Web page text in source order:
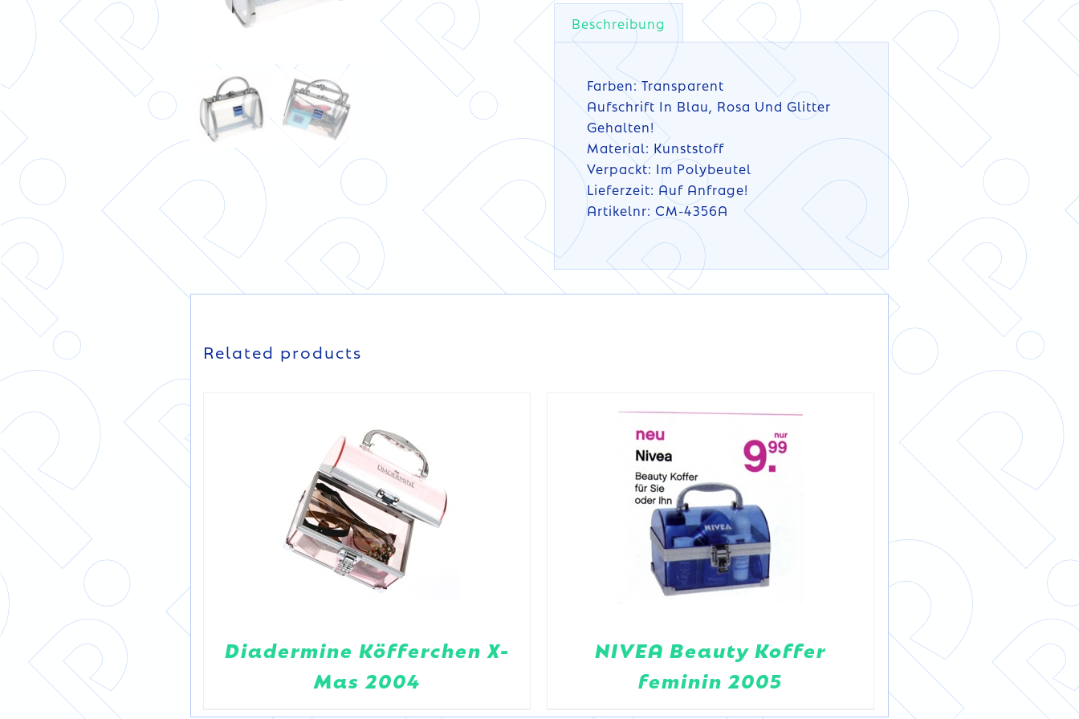
Beschreibung
Farben: Transparent
Aufschrift In Blau, Rosa Und Glitter
Gehalten!
Material: Kunststoff
Verpackt: Im Polybeutel
Lieferzeit: Auf Anfrage!
Artikelnr: CM-4356A
Related products
DETAILS
Diadermine Köfferchen X-
Mas 2004
DETAILS
NIVEA Beauty Koffer
feminin 2005